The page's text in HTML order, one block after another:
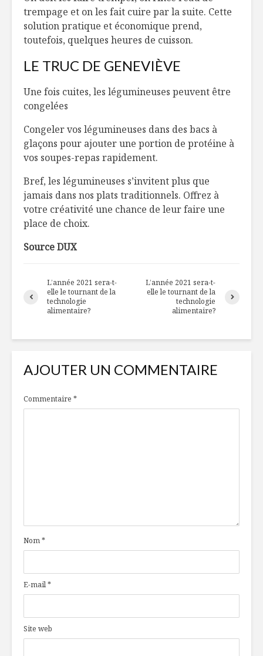
trempage et on les fait cuire par la suite. Cette
solution pratique et économique prend,
toutefois, quelques heures de cuisson.
LE TRUC DE GENEVIÈVE
Une fois cuites, les légumineuses peuvent être
congelées
Congeler vos légumineuses dans des bacs à
glaçons pour ajouter une portion de protéine à
vos soupes-repas rapidement.
Bref, les légumineuses s’invitent plus que
jamais dans nos plats traditionnels. Offrez à
votre créativité une chance de leur faire une
place de choix.
Source DUX
L’année 2021 sera-t-
elle le tournant de la
technologie
alimentaire?
L’année 2021 sera-t-
elle le tournant de la
technologie
alimentaire?
AJOUTER UN COMMENTAIRE
Commentaire *
Nom*
E-mail*
Site web